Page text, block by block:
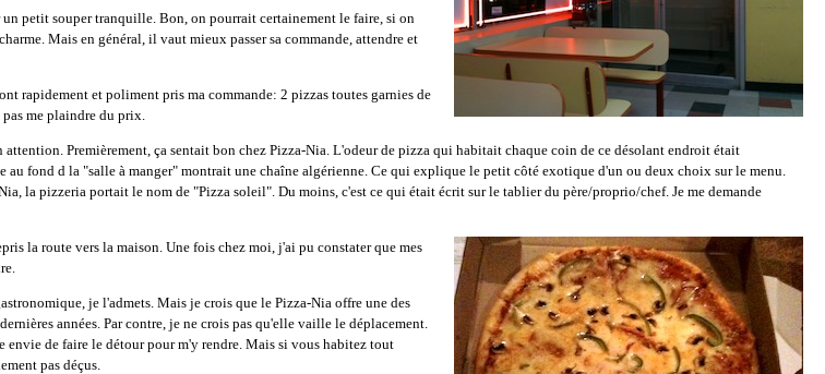
petit souper tranquille. Bon, on pourrait certainement le faire, si on
Mais en général, il vaut mieux passer sa commande, attendre et
rapidement et poliment pris ma commande: 2 pizzas toutes garnies de
me plaindre du prix.
Premièrement, ça sentait bon chez Pizza-Nia. L'odeur de pizza qui habitait chaque coin de ce désolant endroit était
fond d la "salle à manger" montrait une chaîne algérienne. Ce qui explique le petit côté exotique d'un ou deux choix sur le menu.
la pizzeria portait le nom de "Pizza soleil". Du moins, c'est ce qui était écrit sur le tablier du père/proprio/chef. Je me demande
la route vers la maison. Une fois chez moi, j'ai pu constater que mes
je l'admets. Mais je crois que le Pizza-Nia offre une des
années. Par contre, je ne crois pas qu'elle vaille le déplacement.
de faire le détour pour m'y rendre. Mais si vous habitez tout
pas déçus.